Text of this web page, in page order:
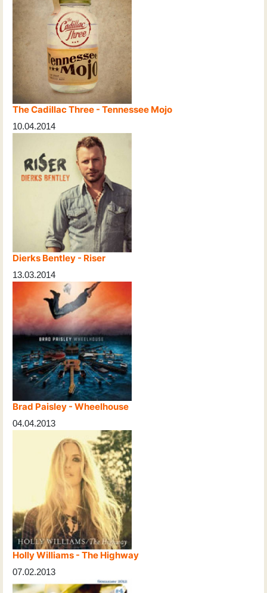
The Cadillac Three - Tennessee Mojo
10.04.2014
Dierks Bentley - Riser
13.03.2014
Brad Paisley - Wheelhouse
04.04.2013
Holly Williams - The Highway
07.02.2013